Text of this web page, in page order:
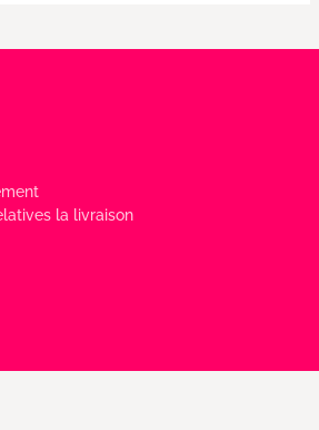
la livraison